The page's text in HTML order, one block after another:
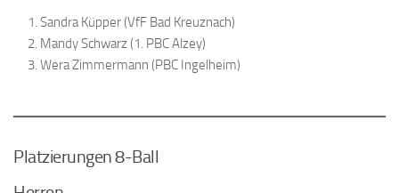
Sandra Küpper (VfF Bad Kreuznach)
Mandy Schwarz (1. PBC Alzey)
Wera Zimmermann (PBC Ingelheim)
Platzierungen 8-Ball